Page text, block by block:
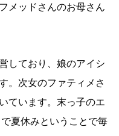
メッドさんのお母さん
しており、娘のアイシ
。次女のファティメさ
ています。末っ子のエ
夏休みということで毎